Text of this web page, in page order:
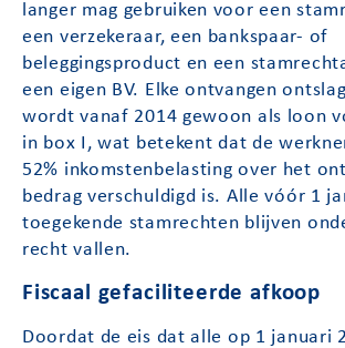
langer mag gebruiken voor een
een verzekeraar, een bankspaar- of
beleggingsproduct en een
een eigen BV. Elke ontvangen
wordt vanaf 2014 gewoon als loon
in box I, wat betekent dat de
52% inkomstenbelasting over het
bedrag verschuldigd is. Alle vóór 1
toegekende stamrechten blijven
recht vallen.
Fiscaal gefaciliteerde afkoop
Doordat de eis dat alle op 1 januari